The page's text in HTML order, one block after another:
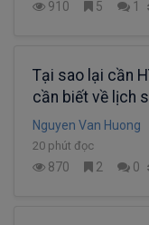
910 5 1
Tại sao lại cần
cần biết về lịch
(phần 2)
Nguyen Van Huong
20 phút đọc
870 2 0